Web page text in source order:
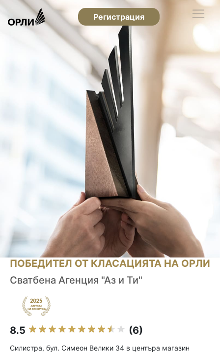
Регистрация
ПОБЕДИТЕЛ ОТ КЛАСАЦИЯТА НА ОРЛИ
Сватбена Агенция "Аз и Ти"
8.5 (6)
Силистра, бул. Симеон Велики 34 в центъра магазин